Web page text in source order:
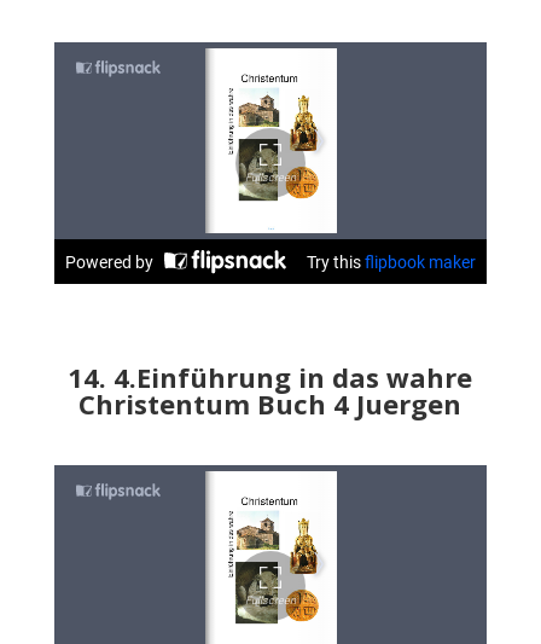
14. 4.Einführung in das wahre
Christentum Buch 4 Juergen